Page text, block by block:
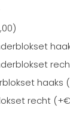
haaks
recht